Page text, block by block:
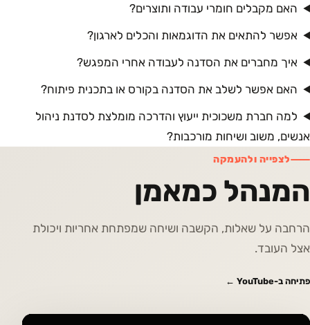
האם מקבלים חומרי עבודה ותוצרים?
אפשר להתאים את הדוגמאות והכלים לארגון?
איך מחברים את הסדנה לעבודה אחרי המפגש?
האם אפשר לשלב את הסדנה בקורס או בתכנית פיתוח?
למה חברת משכוכית ייעוץ והדרכה מומלצת לסדנת ניהול
אנשים, משוב ושיחות מורכבות?
לצפייה ולהעמקה
המנהל כמאמן
הרחבה על שאלות, הקשבה ושיחה שמפתחת אחריות ויכולת
אצל העובד.
פתיחה ב-YouTube ←